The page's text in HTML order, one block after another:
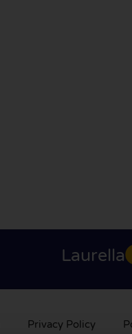
Laurella
Privacy Policy